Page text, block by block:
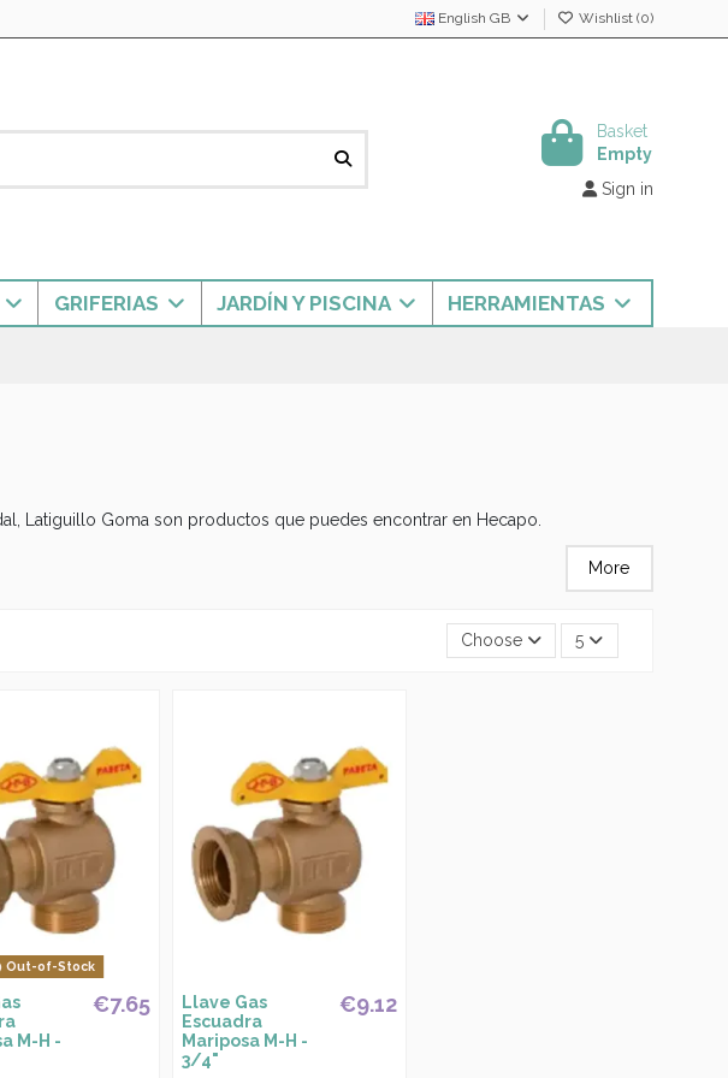
English GB Wishlist (0)
Basket
Empty
Sign in
GRIFERIAS JARDÍN Y PISCINA HERRAMIENTAS
Latiguillo Goma son productos que puedes encontrar en Hecapo.
More
Choose 5
Out-of-Stock
M-H -
€7.65
Llave Gas
Escuadra
Mariposa M-H -
3/4"
€9.12